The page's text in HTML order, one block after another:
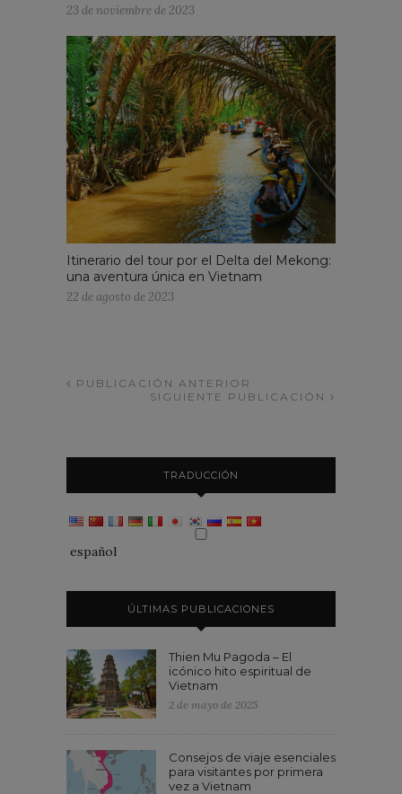
23 de noviembre de 2023
Itinerario del tour por el Delta del Mekong:
una aventura única en Vietnam
22 de agosto de 2023
PUBLICACIÓN ANTERIOR
SIGUIENTE PUBLICACIÓN
TRADUCCIÓN
español
ÚLTIMAS PUBLICACIONES
Thien Mu Pagoda – El
icónico hito espiritual de
Vietnam
2 de mayo de 2025
Consejos de viaje esenciales
para visitantes por primera
vez a Vietnam